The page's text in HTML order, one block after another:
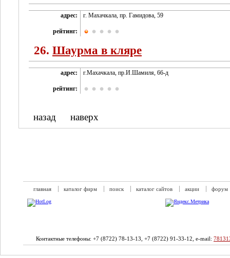
адрес: г. Махачкала, пр. Гамидова, 59
рейтинг:
26. Шаурма в кляре
адрес: г.Махачкала, пр.И.Шамиля, 66-д
рейтинг:
назад наверх
главная каталог фирм поиск каталог сайтов акции форум
Контактные телефоны: +7 (8722) 78-13-13, +7 (8722) 91-33-12, e-mail: